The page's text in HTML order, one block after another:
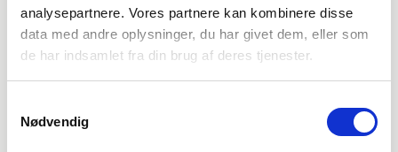
analysepartnere. Vores partnere kan kombinere disse
data med andre oplysninger, du har givet dem, eller som
de har indsamlet fra din brug af deres tjenester.
Nødvendig
India (USD
$)
Indonesia
(USD $)
Iraq (USD